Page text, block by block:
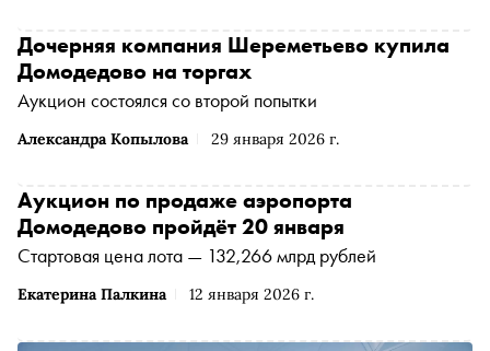
Александра Копылова 29 января 2026 г.
Дочерняя компания Шереметьево купила
Домодедово на торгах
Аукцион состоялся со второй попытки
Екатерина Палкина 12 января 2026 г.
Аукцион по продаже аэропорта
Домодедово пройдёт 20 января
Стартовая цена лота — 132,266 млрд рублей